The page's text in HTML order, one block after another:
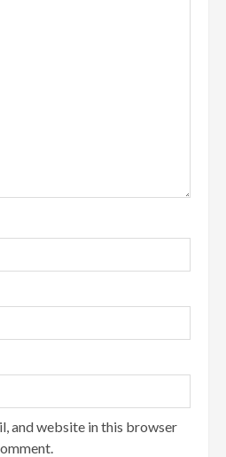
and website in this browser